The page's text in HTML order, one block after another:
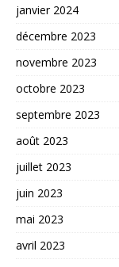
janvier 2024
décembre 2023
novembre 2023
octobre 2023
septembre 2023
août 2023
juillet 2023
juin 2023
mai 2023
avril 2023